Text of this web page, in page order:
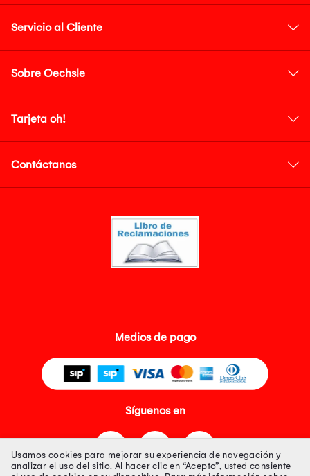
Servicio al Cliente
Sobre Oechsle
Tarjeta oh!
Contáctanos
Medios de pago
Síguenos en
Usamos cookies para mejorar su experiencia de navegación y
analizar el uso del sitio. Al hacer clic en “Acepto”, usted consiente